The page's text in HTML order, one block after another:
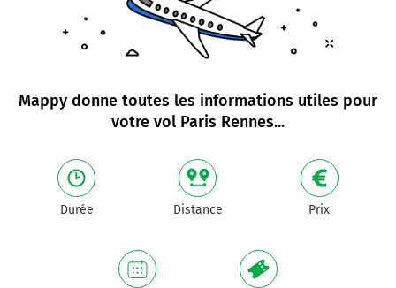
Mappy donne toutes les informations utiles pour
votre vol Paris Rennes...
Durée Distance Prix